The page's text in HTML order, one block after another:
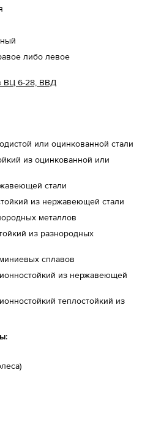
либо левое
ВЦ 6-28, ВВД
или оцинкованной стали
из оцинкованной или
стали
из нержавеющей стали
металлов
из разнородных
сплавов
из нержавеющей
теплостойкий из